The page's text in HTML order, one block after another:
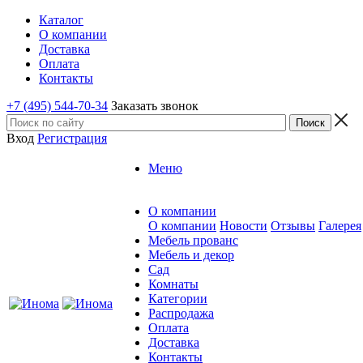
Каталог
О компании
Доставка
Оплата
Контакты
+7 (495) 544-70-34 Заказать звонок
Вход Регистрация
Меню
О компании
О компании Новости Отзывы Галерея
Мебель прованс
Мебель и декор
Сад
Комнаты
Категории
Распродажа
Оплата
Доставка
Контакты